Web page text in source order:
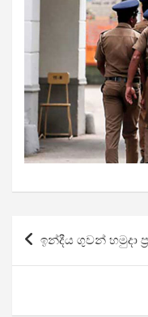
Post
navigation
ඉන්දීය ගුවන් හමුදා